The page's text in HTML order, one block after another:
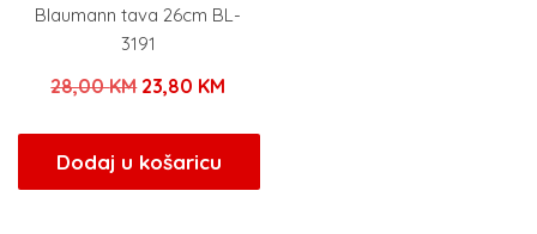
Blaumann tava 26cm BL-
3191
28,00KM Izvorna
bila
je:
23,80 KM
23,80 KM.
Dodaj u košaricu